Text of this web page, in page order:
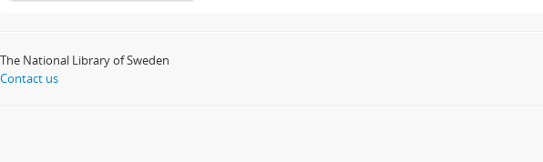
The National Library of Sweden
Contact us